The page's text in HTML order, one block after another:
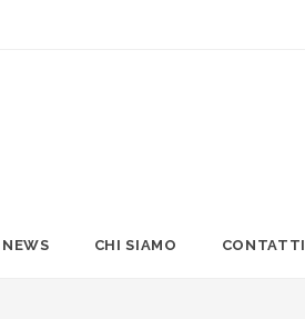
NEWS CHI SIAMO CONTATTI